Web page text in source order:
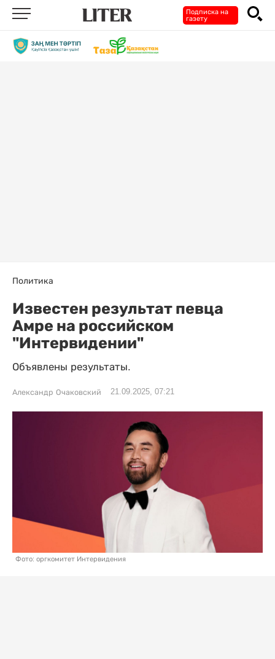
Подписка на
газету
Политика
Известен результат певца
Амре на российском
"Интервидении"
Объявлены результаты.
Александр Очаковский 21.09.2025, 07:21
Фото: оргкомитет Интервидения